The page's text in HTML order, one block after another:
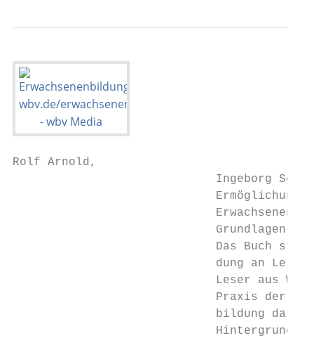
Rolf Arnold,
Ingeborg
Grundlagen
Das Buch
dung an
Leser aus
Praxis der
bildung dar,
Hintergrund